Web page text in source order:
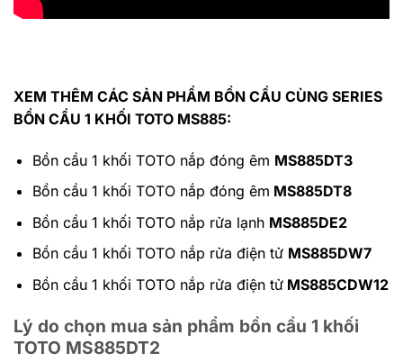
XEM THÊM CÁC SẢN PHẨM BỒN CẦU CÙNG SERIES
BỒN CẦU 1 KHỐI TOTO MS885:
Bồn cầu 1 khối TOTO nắp đóng êm MS885DT3
Bồn cầu 1 khối TOTO nắp đóng êm MS885DT8
Bồn cầu 1 khối TOTO nắp rửa lạnh MS885DE2
Bồn cầu 1 khối TOTO nắp rửa điện tử MS885DW7
Bồn cầu 1 khối TOTO nắp rửa điện tửMS885CDW12
Lý do chọn mua sản phẩm bồn cầu 1 khối
TOTO MS885DT2